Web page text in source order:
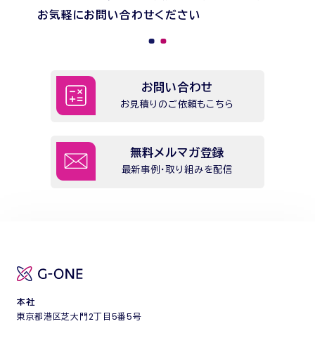
お気軽にお問い合わせください
お問い合わせ
お見積りのご依頼もこちら
無料メルマガ登録
最新事例・取り組みを配信
本社
東京都港区芝大門2丁目5番5号